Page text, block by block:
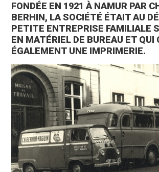
FONDÉE EN 1921 À NAMUR PAR
BERHIN, LA SOCIÉTÉ ÉTAIT AU
PETITE ENTREPRISE FAMILIALE
EN MATÉRIEL DE BUREAU ET
ÉGALEMENT UNE IMPRIMERIE.